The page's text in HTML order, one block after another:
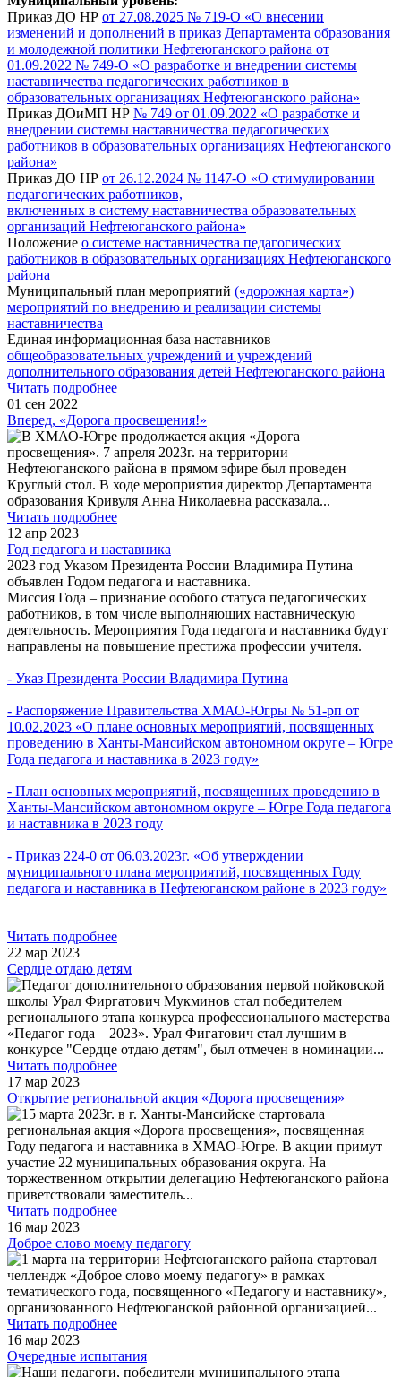
Приказ ДО НР от 27.08.2025 № 719-О «О внесении
изменений и дополнений в приказ Департамента образования
и молодежной политики Нефтеюганского района от
01.09.2022 № 749-О «О разработке и внедрении системы
наставничества педагогических работников в
образовательных организациях Нефтеюганского района»
Приказ ДОиМП НР № 749 от 01.09.2022 «О разработке и
внедрении системы наставничества педагогических
работников в образовательных организациях Нефтеюганского
района»
Приказ ДО НР от 26.12.2024 № 1147-О «О стимулировании
педагогических работников,
включенных в систему наставничества образовательных
организаций Нефтеюганского района»
Положение о системе наставничества педагогических
работников в образовательных организациях Нефтеюганского
района
Муниципальный план мероприятий («дорожная карта»)
мероприятий по внедрению и реализации системы
наставничества
Единая информационная база наставников
общеобразовательных учреждений и учреждений
дополнительного образования детей Нефтеюганского района
Читать подробнее
01 сен 2022
Вперед, «Дорога просвещения!»
В ХМАО-Югре продолжается акция «Дорога
просвещения». 7 апреля 2023г. на территории
Нефтеюганского района в прямом эфире был проведен
Круглый стол. В ходе мероприятия директор Департамента
образования Кривуля Анна Николаевна рассказала...
Читать подробнее
12 апр 2023
Год педагога и наставника
2023 год Указом Президента России Владимира Путина
объявлен Годом педагога и наставника.
Миссия Года – признание особого статуса педагогических
работников, в том числе выполняющих наставническую
деятельность. Мероприятия Года педагога и наставника будут
направлены на повышение престижа профессии учителя.
- Указ Президента России Владимира Путина
- Распоряжение Правительства ХМАО-Югры № 51-рп от
10.02.2023 «О плане основных мероприятий, посвященных
проведению в Ханты-Мансийском автономном округе – Югре
Года педагога и наставника в 2023 году»
- План основных мероприятий, посвященных проведению в
Ханты-Мансийском автономном округе – Югре Года педагога
и наставника в 2023 году
- Приказ 224-0 от 06.03.2023г. «Об утверждении
муниципального плана мероприятий, посвященных Году
педагога и наставника в Нефтеюганском районе в 2023 году»
Читать подробнее
22 мар 2023
Сердце отдаю детям
Педагог дополнительного образования первой пойковской
школы Урал Фиргатович Мукминов стал победителем
регионального этапа конкурса профессионального мастерства
«Педагог года – 2023». Урал Фигатович стал лучшим в
конкурсе "Сердце отдаю детям", был отмечен в номинации...
Читать подробнее
17 мар 2023
Открытие региональной акция «Дорога просвещения»
15 марта 2023г. в г. Ханты-Мансийске стартовала
региональная акция «Дорога просвещения», посвященная
Году педагога и наставника в ХМАО-Югре. В акции примут
участие 22 муниципальных образования округа. На
торжественном открытии делегацию Нефтеюганского района
приветствовали заместитель...
Читать подробнее
16 мар 2023
Доброе слово моему педагогу
1 марта на территории Нефтеюганского района стартовал
челлендж «Доброе слово моему педагогу» в рамках
тематического года, посвященного «Педагогу и наставнику»,
организованного Нефтеюганской районной организацией...
Читать подробнее
16 мар 2023
Очередные испытания
Наши педагоги, победители муниципального этапа